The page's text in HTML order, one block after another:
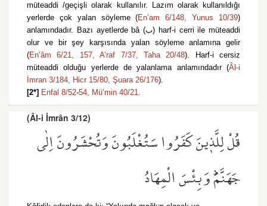
müteaddi /geçişli olarak kullanılır. Lazım olarak kullanıldığı
yerlerde çok yalan söyleme (En’am 6/148, Yunus 10/39)
anlamındadır. Bazı ayetlerde bâ (ب) harf-i cerri ile müteaddi
olur ve bir şey karşısında yalan söyleme anlamına gelir
(En’âm 6/21, 157, A’raf 7/37, Taha 20/48). Harf-i cersiz
müteaddi olduğu yerlerde de yalanlama anlamındadır (Âl-i
İmran 3/184, Hicr 15/80, Şuara 26/176).
[2*] Enfal 8/52-54, Mü’min 40/21.
(Âl-i İmrân 3/12)
قُلْ لِلَّذ۪ينَ كَفَرُوا سَتُغْلَبُونَ وَتُحْشَرُونَ اِلٰى
جَهَنَّمَۜ وَبِئْسَ الْمِهَادُ